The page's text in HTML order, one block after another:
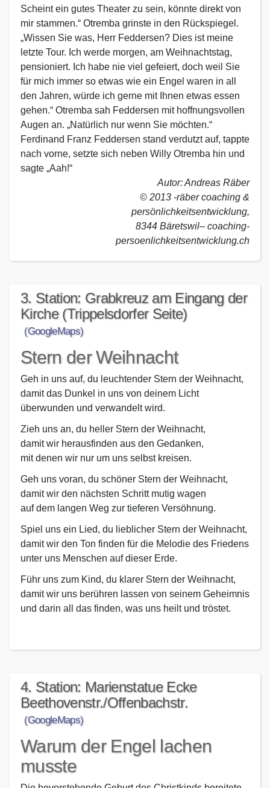
Scheint ein gutes Theater zu sein, könnte direkt von
mir stammen.“ Otremba grinste in den Rückspiegel.
„Wissen Sie was, Herr Feddersen? Dies ist meine
letzte Tour. Ich werde morgen, am Weihnachtstag,
pensioniert. Ich habe nie viel gefeiert, doch weil Sie
für mich immer so etwas wie ein Engel waren in all
den Jahren, würde ich gerne mit Ihnen etwas essen
gehen.“ Otremba sah Feddersen mit hoffnungsvollen
Augen an. „Natürlich nur wenn Sie möchten.“
Ferdinand Franz Feddersen stand verdutzt auf, tappte
nach vorne, setzte sich neben Willy Otremba hin und
sagte „Aah!“
Autor: Andreas Räber
© 2013 -räber coaching &
persönlichkeitsentwicklung,
8344 Bäretswil– coaching-
persoenlichkeitsentwicklung.ch
3. Station: Grabkreuz am Eingang der
Kirche (Trippelsdorfer Seite)
(GoogleMaps)
Stern der Weihnacht
Geh in uns auf, du leuchtender Stern der Weihnacht,
damit das Dunkel in uns von deinem Licht
überwunden und verwandelt wird.
Zieh uns an, du heller Stern der Weihnacht,
damit wir herausfinden aus den Gedanken,
mit denen wir nur um uns selbst kreisen.
Geh uns voran, du schöner Stern der Weihnacht,
damit wir den nächsten Schritt mutig wagen
auf dem langen Weg zur tieferen Versöhnung.
Spiel uns ein Lied, du lieblicher Stern der Weihnacht,
damit wir den Ton finden für die Melodie des Friedens
unter uns Menschen auf dieser Erde.
Führ uns zum Kind, du klarer Stern der Weihnacht,
damit wir uns berühren lassen von seinem Geheimnis
und darin all das finden, was uns heilt und tröstet.
4. Station: Marienstatue Ecke
Beethovenstr./Offenbachstr.
(GoogleMaps)
Warum der Engel lachen
musste